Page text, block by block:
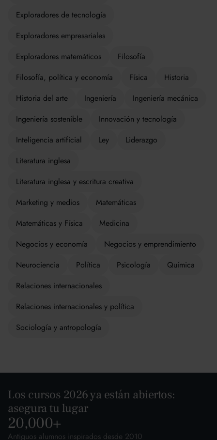
Exploradores de tecnología
Exploradores empresariales
Exploradores matemáticos
Filosofía
Filosofía, política y economía
Física
Historia
Historia del arte
Ingeniería
Ingeniería mecánica
Ingeniería sostenible
Innovación y tecnología
Inteligencia artificial
Ley
Liderazgo
Literatura inglesa
Literatura inglesa y escritura creativa
Marketing y medios
Matemáticas
Matemáticas y Física
Medicina
Negocios y economía
Negocios y emprendimiento
Neurociencia
Política Psicología
Química
Relaciones internacionales
Relaciones internacionales y política
Sociología y antropología
Los cursos 2026 ya están abiertos:
asegura tu lugar
20,000+
Antiguos alumnos inspirados desde 2010